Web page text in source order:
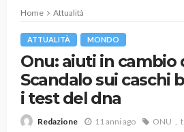
Home Attualità
ATTUALITÀ MONDO
Onu: aiuti in cambio
Scandalo sui caschi
i test del dna
Redazione 11 anni ago ONU